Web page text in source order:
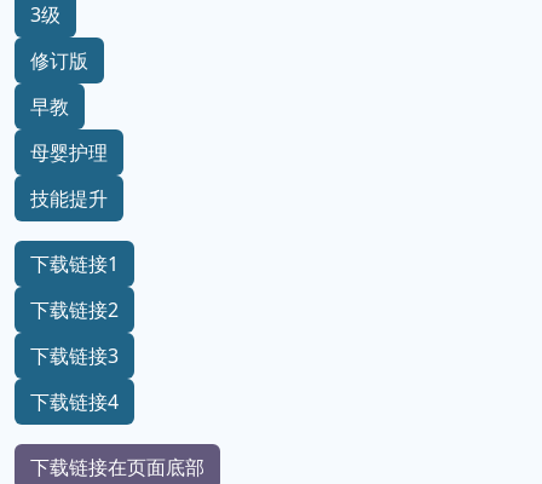
3级
修订版
早教
母婴护理
技能提升
下载链接1
下载链接2
下载链接3
下载链接4
下载链接在页面底部